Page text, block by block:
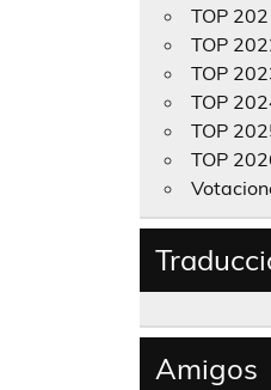
TOP
TOP
TOP
TOP
TOP
TOP
Amigos